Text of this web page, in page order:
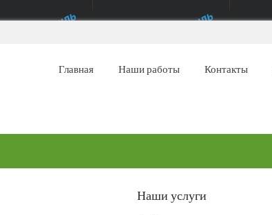
Главная Наши работы Контакты
Наши услуги